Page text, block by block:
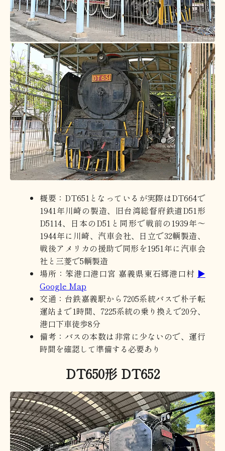
概要：DT651となっているが実際はDT664で
1941年川崎の製造、旧台湾総督府鉄道D51形
D5114、日本のD51と同形で戦前の1939年～
1944年に川崎、汽車会社、日立で32輌製造、
戦後アメリカの援助で同形を1951年に汽車会
社と三菱で5輌製造
場所：笨港口港口宮 嘉義県東石郷港口村 ▶
Google Map
交通：台鉄嘉義駅から7205系統バスで朴子転
運站まで1時間、7225系統の乗り換えで20分、
港口下車徒歩8分
備考：バスの本数は非常に少ないので、運行
時間を確認して準備する必要あり
DT650形 DT652